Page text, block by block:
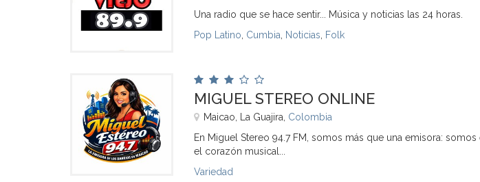
Una radio que se hace sentir... Música y noticias las 24 horas.
Pop Latino Cumbia Noticias Folk
MIGUEL STEREO ONLINE
Maicao, La Guajira, Colombia
En Miguel Stereo 94.7 FM, somos más que una emisora:
el corazón musical...
Variedad